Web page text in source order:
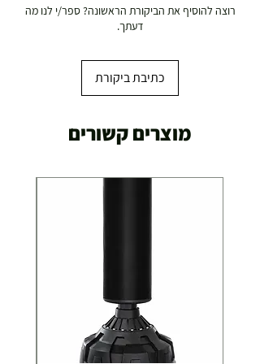
השולחן .
אנו מתחייבים להחליף כל חלק בשולחן הטעון החלפה
הקלקול נגרם עקב שימוש לא נכון.
השולחן תוקן או בוצע ניסיון לתיקון או הוכנסו בו שינויים
אנו מתחייבים להחליף כל חלק בשולחן הטעון החלפה
קלקול עקב כוח עליון (שריפה, מים,פגיעת ברק וכו').
השולחן תוקן או בוצע ניסיון לתיקון או הוכנסו בו שינויים
על ידי אדם שלא הוסמך לכך על ידינו.
חדירת נוזלים ו/או רטיבות מסוג כל שהוא.
רוצה להוסיף את הביקורת הראשונה? ספר/י לנו מה
דעתך.
כתיבת ביקורת
מוצרים קשורים